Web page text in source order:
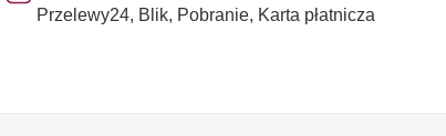
Przelewy24, Blik, Pobranie, Karta płatnicza